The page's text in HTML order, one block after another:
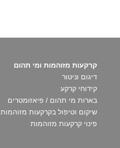
קרקעות מזוהמות ומי תהום
דיגום וניטור
קידוחי קרקע
בארות מי תהום / פיאזומטרים
שיקום וטיפול בקרקעות מזוהמות
פינוי קרקעות מזוהמות